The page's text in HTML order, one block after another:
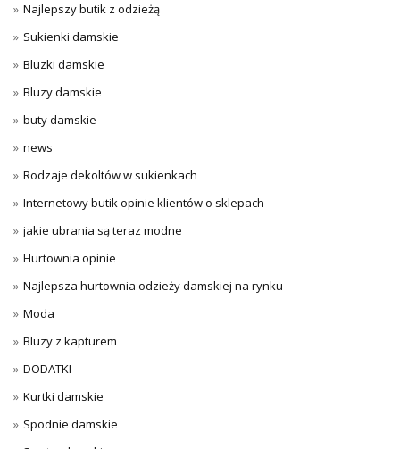
Najlepszy butik z odzieżą
Sukienki damskie
Bluzki damskie
Bluzy damskie
buty damskie
news
Rodzaje dekoltów w sukienkach
Internetowy butik opinie klientów o sklepach
jakie ubrania są teraz modne
Hurtownia opinie
Najlepsza hurtownia odzieży damskiej na rynku
Moda
Bluzy z kapturem
DODATKI
Kurtki damskie
Spodnie damskie